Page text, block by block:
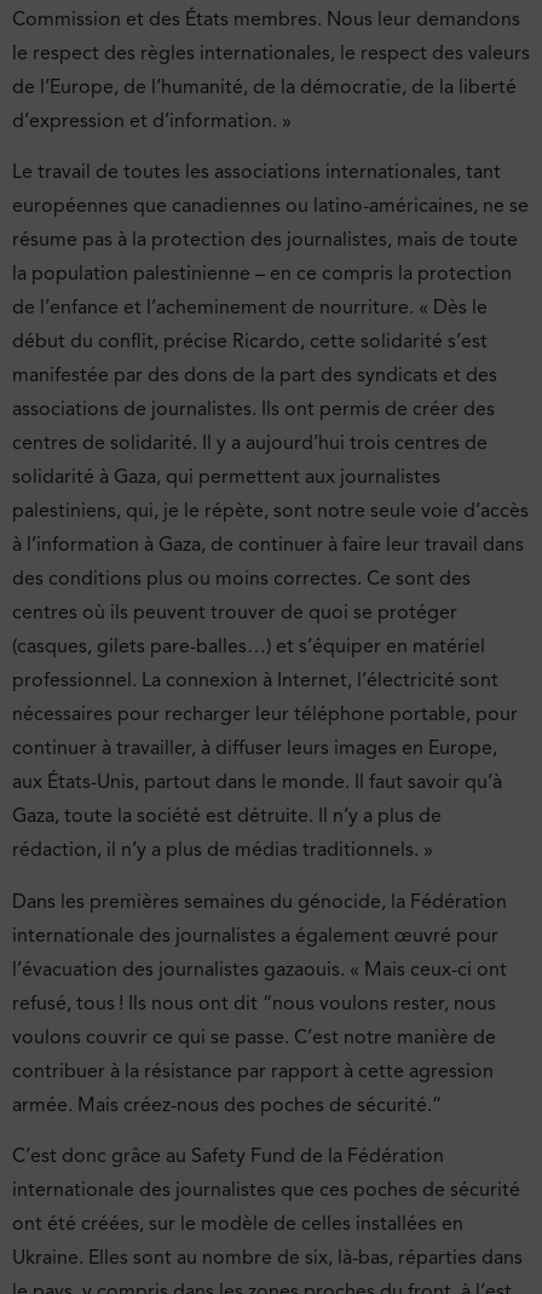
Commission et des États membres. Nous leur demandons
le respect des règles internationales, le respect des valeurs
de l’Europe, de l’humanité, de la démocratie, de la liberté
d’expression et d’information. »
Le travail de toutes les associations internationales, tant
européennes que canadiennes ou latino-américaines, ne se
résume pas à la protection des journalistes, mais de toute
la population palestinienne – en ce compris la protection
de l’enfance et l’acheminement de nourriture. « Dès le
début du conflit, précise Ricardo, cette solidarité s’est
manifestée par des dons de la part des syndicats et des
associations de journalistes. Ils ont permis de créer des
centres de solidarité. Il y a aujourd’hui trois centres de
solidarité à Gaza, qui permettent aux journalistes
palestiniens, qui, je le répète, sont notre seule voie d’accès
à l’information à Gaza, de continuer à faire leur travail dans
des conditions plus ou moins correctes. Ce sont des
centres où ils peuvent trouver de quoi se protéger
(casques, gilets pare-balles…) et s’équiper en matériel
professionnel. La connexion à Internet, l’électricité sont
nécessaires pour recharger leur téléphone portable, pour
continuer à travailler, à diffuser leurs images en Europe,
aux États-Unis, partout dans le monde. Il faut savoir qu’à
Gaza, toute la société est détruite. Il n’y a plus de
rédaction, il n’y a plus de médias traditionnels. »
Dans les premières semaines du génocide, la Fédération
internationale des journalistes a également œuvré pour
l’évacuation des journalistes gazaouis. « Mais ceux-ci ont
refusé, tous ! Ils nous ont dit “nous voulons rester, nous
voulons couvrir ce qui se passe. C’est notre manière de
contribuer à la résistance par rapport à cette agression
armée. Mais créez-nous des poches de sécurité.”
C’est donc grâce au Safety Fund de la Fédération
internationale des journalistes que ces poches de sécurité
ont été créées, sur le modèle de celles installées en
Ukraine. Elles sont au nombre de six, là-bas, réparties dans